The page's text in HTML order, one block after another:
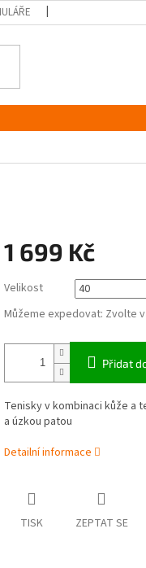
1 699 Kč
cena:
Velikost
Můžeme expedovat: Zvolte
Přidat
Tenisky v kombinaci kůže a
a úzkou patou
Detailní informace
TISK ZEPTAT SE